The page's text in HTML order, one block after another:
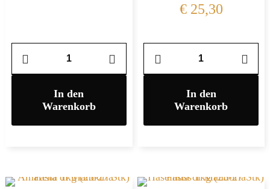
In den
Warenkorb
€25,30
In den
Warenkorb